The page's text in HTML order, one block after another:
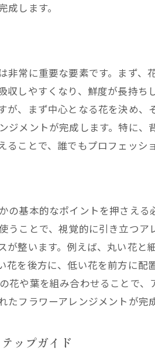
ンジメントの違い
せるコツ
ンジメントのアイデア
レンジメント
ワーアレンジメントの楽しみ方
ポイント
せる方法
基本
とその解決策
成功させるためのチェックリス
ントのアイデア
します。
常に重要な要素です。まず
しやすくなり、鮮度が長持
、まず中心となる花を決め
メントが完成します。特に
ことで、誰でもプロフェッシ
基本的なポイントを押さえ
ことで、視覚的に引き立つ
整います。例えば、丸い花
を後方に、低い花を前方に配
や葉を組み合わせることで
フラワーアレンジメントが完
ップガイド